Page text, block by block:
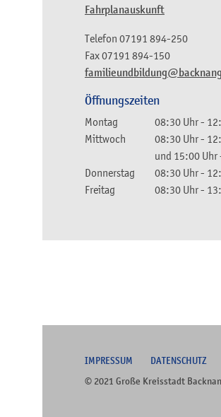
Fahrplanauskunft
Telefon 07191 894-250
Fax07191 894-150
Öffnungszeiten
Montag 08:30 Uhr-
Mittwoch
08:30 Uhr-
und 15:00 Uhr
Donnerstag
08:30 Uhr-
Freitag
08:30 Uhr-
IMPRESSUM DATENSCHUTZ
© 2021 Große Kreisstadt